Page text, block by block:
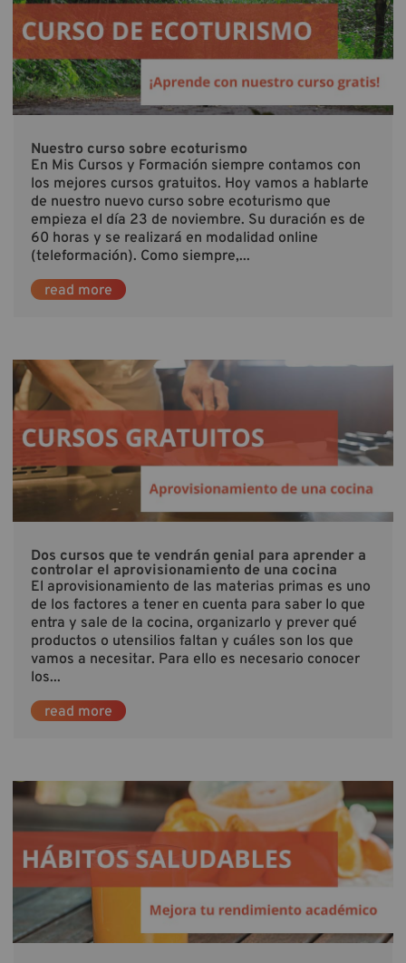
Nuestro curso sobre ecoturismo
En Mis Cursos y Formación siempre contamos con
los mejores cursos gratuitos. Hoy vamos a hablarte
de nuestro nuevo curso sobre ecoturismo que
empieza el día 23 de noviembre. Su duración es de
60 horas y se realizará en modalidad online
(teleformación). Como siempre,...
read more
Dos cursos que te vendrán genial para aprender a
controlar el aprovisionamiento de una cocina
El aprovisionamiento de las materias primas es uno
de los factores a tener en cuenta para saber lo que
entra y sale de la cocina, organizarlo y prever qué
productos o utensilios faltan y cuáles son los que
vamos a necesitar. Para ello es necesario conocer
los...
read more